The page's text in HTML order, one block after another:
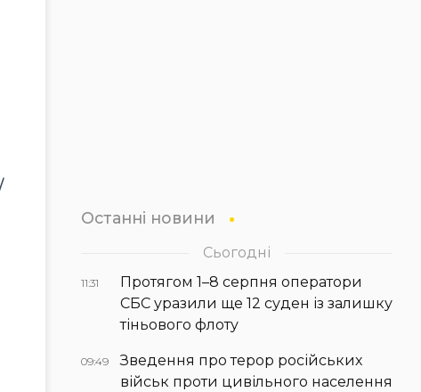
Останні новини
Сьогодні
11:31
Протягом 1–8 серпня оператори
СБС уразили ще 12 суден із залишку
тіньового флоту
09:49
Зведення про терор російських
військ проти цивільного населення